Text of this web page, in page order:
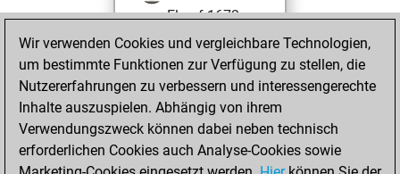
new Elo of 1672
Donnerstag,
August 18, 2022
You created
your Studies account
Studies
Wir verwenden Cookies und vergleichbare Technologien,
um bestimmte Funktionen zur Verfügung zu stellen, die
Nutzererfahrungen zu verbessern und interessengerechte
Inhalte auszuspielen. Abhängig von ihrem
Verwendungszweck können dabei neben technisch
erforderlichen Cookies auch Analyse-Cookies sowie